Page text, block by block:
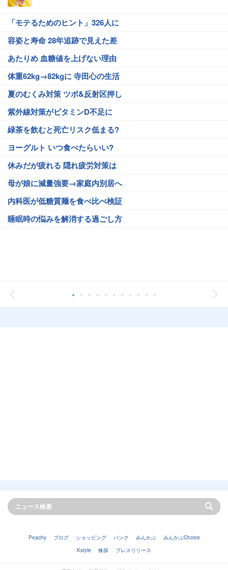
「モテるためのヒント」326人に
容姿と寿命 28年追跡で見えた差
あたりめ 血糖値を上げない理由
体重62kg→82kgに 寺田心の生活
夏のむくみ対策 ツボ&反射区押し
紫外線対策がビタミンD不足に
緑茶を飲むと死亡リスク低まる?
ヨーグルト いつ食べたらいい?
休みだが疲れる 隠れ疲労対策は
母が娘に減量強要→家庭内別居へ
内科医が低糖質麺を食べ比べ検証
睡眠時の悩みを解消する過ごし方
Peachy ブログ ショッピング バンク みんかぶ
みんかぶChoice
Kstyle
株探 プレスリリース